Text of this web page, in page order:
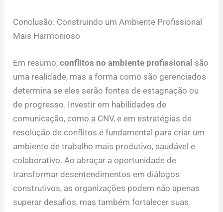
Conclusão: Construindo um Ambiente Profissional
Mais Harmonioso
Em resumo,conflitos no ambiente profissional são
uma realidade, mas a forma como são gerenciados
determina se eles serão fontes de estagnação ou
de progresso. Investir em habilidades de
comunicação, como a CNV, e em estratégias de
resolução de conflitos é fundamental para criar um
ambiente de trabalho mais produtivo, saudável e
colaborativo. Ao abraçar a oportunidade de
transformar desentendimentos em diálogos
construtivos, as organizações podem não apenas
superar desafios, mas também fortalecer suas